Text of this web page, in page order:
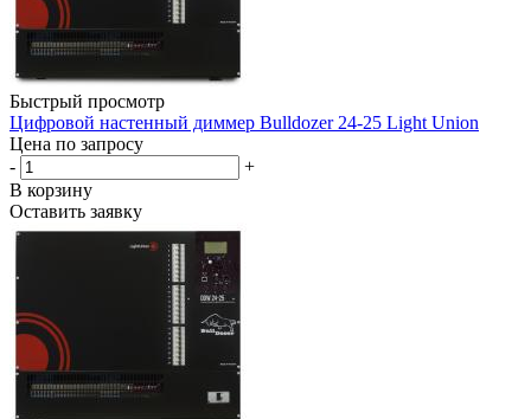
Быстрый просмотр
Цифровой настенный диммер Bulldozer 24-25 Light Union
Цена по запросу
-
+
В корзину
Оставить заявку